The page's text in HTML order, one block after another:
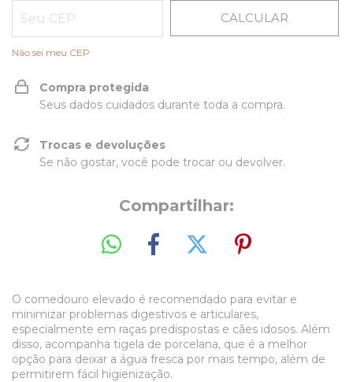
CALCULAR
Não sei meu CEP
Compra protegida
Seus dados cuidados durante toda a compra.
Trocas e devoluções
Se não gostar, você pode trocar ou devolver.
Compartilhar:
O comedouro elevado é recomendado para evitar e
minimizar problemas digestivos e articulares,
especialmente em raças predispostas e cães idosos. Além
disso, acompanha tigela de porcelana, que é a melhor
opção para deixar a água fresca por mais tempo, além de
permitirem fácil higienização.